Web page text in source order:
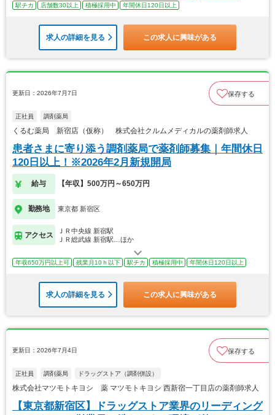
駅チカ
店舗数30以上 積極採用中 年間休日120日以上
求人の詳細を見る この求人に興味がある
更新日：2026年7月7日 保存する
正社員 調剤薬局
くるむ薬局 新宿店（仮称） 株式会社クルムメディカルの薬剤師求人
患者さまに寄り添う調剤薬局で薬剤師募集｜年間休日
120日以上！※2026年2月新規開局
給与 【年収】500万円～650万円
勤務地 東京都 新宿区
アクセス
ＪＲ中央線 新宿駅
ＪＲ総武線 新宿駅…ほか
年収650万円以上可 残業月10ｈ以下 駅チカ 積極採用中 年間休日120日以上
求人の詳細を見る この求人に興味がある
更新日：2026年7月4日 保存する
正社員 調剤薬局 ドラッグストア（調剤併設）
株式会社マツモトキヨシ 薬 マツモトキヨシ 西新宿一丁目店の薬剤師求人
【東京都新宿区】ドラッグストア業界のリーディング